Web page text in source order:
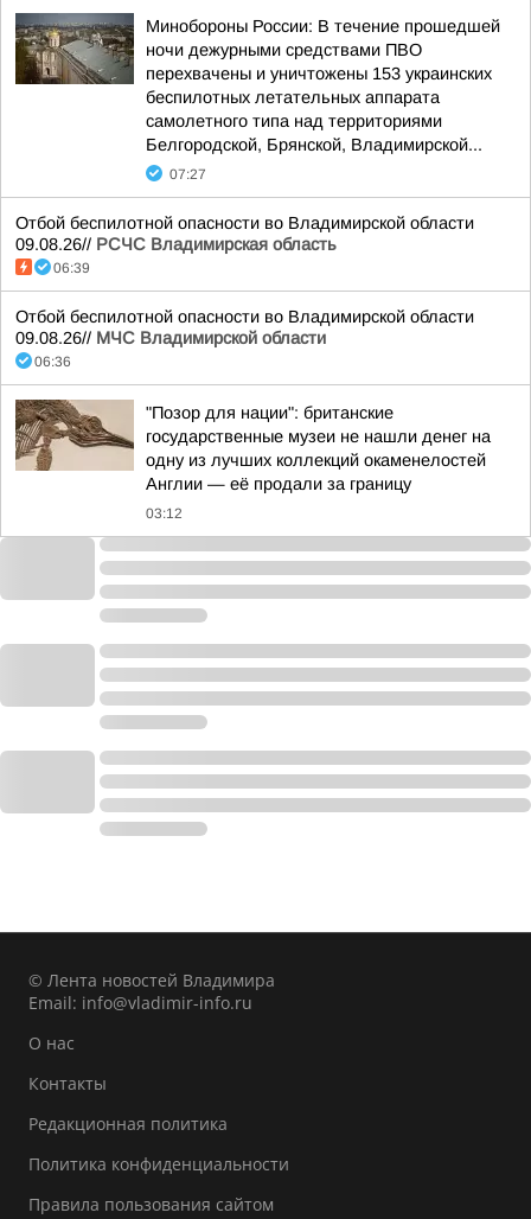
Минобороны России: В течение прошедшей
ночи дежурными средствами ПВО
перехвачены и уничтожены 153 украинских
беспилотных летательных аппарата
самолетного типа над территориями
Белгородской, Брянской, Владимирской...
07:27
Отбой беспилотной опасности во Владимирской области
09.08.26// РСЧС Владимирская область
06:39
Отбой беспилотной опасности во Владимирской области
09.08.26// МЧС Владимирской области
06:36
"Позор для нации": британские
государственные музеи не нашли денег на
одну из лучших коллекций окаменелостей
Англии — её продали за границу
03:12
© Лента новостей Владимира
Email: info@vladimir-info.ru
О нас
Контакты
Редакционная политика
Политика конфиденциальности
Правила пользования сайтом